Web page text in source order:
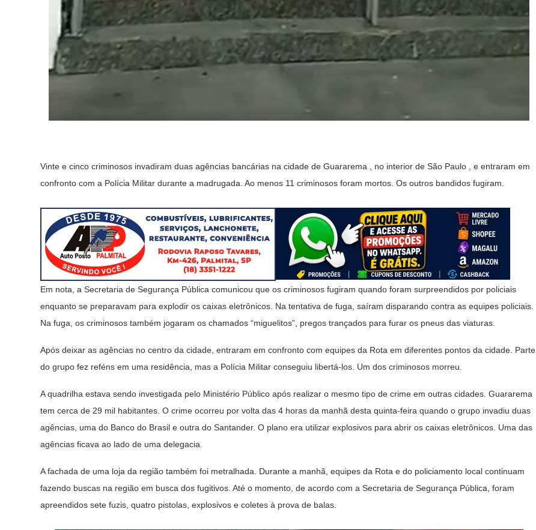
Vinte e cinco criminosos invadiram duas agências bancárias na cidade de Guararema , no interior de São Paulo , e entraram em
confronto com a Polícia Militar durante a madrugada. Ao menos 11 criminosos foram mortos. Os outros bandidos fugiram.
Em nota, a Secretaria de Segurança Pública comunicou que os criminosos fugiram quando foram surpreendidos por policiais
enquanto se preparavam para explodir os caixas eletrônicos. Na tentativa de fuga, saíram disparando contra as equipes policiais.
Na fuga, os criminosos também jogaram os chamados “miguelitos”, pregos trançados para furar os pneus das viaturas.
Após deixar as agências no centro da cidade, entraram em confronto com equipes da Rota em diferentes pontos da cidade. Parte
do grupo fez reféns em uma residência, mas a Polícia Militar conseguiu libertá-los. Um dos criminosos morreu.
A quadrilha estava sendo investigada pelo Ministério Público após realizar o mesmo tipo de crime em outras cidades. Guararema
tem cerca de 29 mil habitantes. O crime ocorreu por volta das 4 horas da manhã desta quinta-feira quando o grupo invadiu duas
agências, uma do Banco do Brasil e outra do Santander. O plano era utilizar explosivos para abrir os caixas eletrônicos. Uma das
agências ficava ao lado de uma delegacia.
A fachada de uma loja da região também foi metralhada. Durante a manhã, equipes da Rota e do policiamento local continuam
fazendo buscas na região em busca dos fugitivos. Até o momento, de acordo com a Secretaria de Segurança Pública, foram
apreendidos sete fuzis, quatro pistolas, explosivos e coletes à prova de balas.